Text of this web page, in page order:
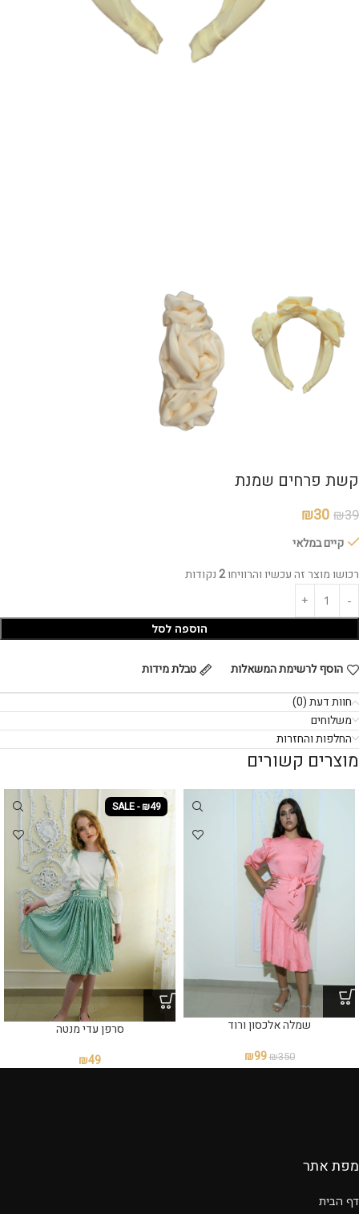
קשת פרחים⁩ שמנת
₪39
₪30
קיים במלאי
רכושו מוצר זה עכשיו והרוויחו2נקודות
הוספה לסל
הוסף לרשימת המשאלות
טבלת מידות
חוות דעת (0)
משלוחים
החלפות והחזרות
מוצרים קשורים
שמלה אלכסון ורוד
₪350
₪99
SALE - ₪49
סרפן עדי מנטה
₪49
מפת אתר
דף הבית